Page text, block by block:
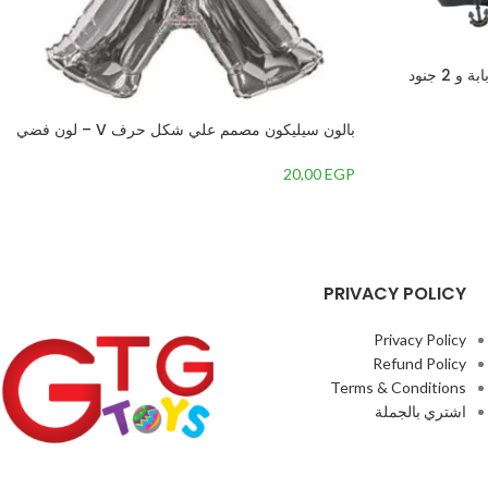
طائرة هليكوبتر حربيه بحجم كبير مع دبابة و 2 جنود
بالون سيليكون مصمم علي شكل حرف V – لون فضي
20,00EGP
PRIVACY POLICY
Privacy Policy
Refund Policy
Terms & Conditions
اشتري بالجملة